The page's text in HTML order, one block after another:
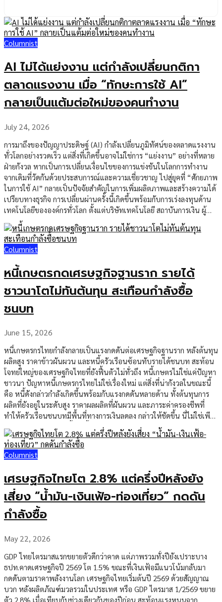
Columnist
AI ไม่ได้แย่งงาน แต่กำลังเปลี่ยนกติกา
ตลาดแรงงาน เมื่อ “ทักษะการใช้ AI”
กลายเป็นแต้มต่อใหม่ของคนทำงาน
July 24, 2026
การมาถึงของปัญญาประดิษฐ์ (AI) กำลังเปลี่ยนภูมิทัศน์ของตลาดแรงงาน
ทั่วโลกอย่างรวดเร็ว แต่สิ่งที่เกิดขึ้นอาจไม่ใช่การ “แย่งงาน” อย่างที่หลาย
ฝ่ายกังวล หากเป็นการเปลี่ยนเงื่อนไขของการแข่งขันในโลกการทำงาน
จากเดิมที่วัดกันด้วยประสบการณ์และความเชี่ยวชาญ ไปสู่ยุคที่ “ศักยภาพ
ในการใช้ AI” กลายเป็นปัจจัยสำคัญในการเพิ่มผลิตภาพและสร้างความได้
เปรียบทางธุรกิจ การเปลี่ยนผ่านครั้งนี้เกิดขึ้นพร้อมกับการเร่งลงทุนด้าน
เทคโนโลยีขององค์กรทั่วโลก ตั้งแต่บริษัทเทคโนโลยี สถาบันการเงิน ผู้
ผลิตอุตสาหกรรม ไปจนถึงธุรกิจค้าปลีกและบริการ ต่างนำ AI เข้ามาเป็น
ส่วนหนึ่งของกระบวนการทำงาน เพื่อยกระดับประสิทธิภาพ ลดต้นทุน
และเพิ่มความสามารถในการแข่งขัน ตลาดแรงงานกำลังเข้าสู่ยุค “AI-
Driven Workforce” ในช่วงหลายปีที่ผ่านมา คำถามที่ถูกพูดถึงอย่างต่อ
เนื่องคือ “AI จะเข้ามาแทนแรงงานมนุษย์หรือไม่” แต่เมื่อการประยุกต์ใช้
AI ขยายตัวอย่างรวดเร็ว คำถามดังกล่าวเริ่มเปลี่ยนเป็น “แรงงานที่
สามารถทำงานร่วมกับ AI จะได้เปรียบเพียงใด” ปัจจุบัน AI ไม่ได้ถูกจำกัด
บทบาทอยู่เพียงการสร้างข้อความหรือวิเคราะห์ข้อมูล แต่เริ่มเข้าไปเป็น
ส่วนหนึ่งของกระบวนการทำงานหลัก ไม่ว่าจะเป็นการจัดทำรายงาน การ
การวางแผนการตลาด ตลอดจนการสนับสนุนการตัดสินใจของผู้บริหาร
เคยใช้แรงงานหลายคน ส่งผลให้ “ผลิตภาพต่อบุคลากร” (Productivity
per Employee) กลายเป็นตัวชี้วัดสำคัญขององค์กรยุคใหม่ […]
Columnist
หนี้เกษตรกดเศรษฐกิจฐานราก รายได้
ชาวนาโตไม่ทันต้นทุน สะเทือนกำลังซื้อ
ชนบท
June 15, 2026
หนี้เกษตรกรไทยกำลังกลายเป็นแรงกดดันต่อเศรษฐกิจฐานราก หลังต้นทุน
ผลิตสูง ราคาข้าวผันผวน และหนี้ครัวเรือนซ้อนทับรายได้ชนบท สะท้อน
โจทย์ใหญ่ของเศรษฐกิจไทยที่ยังฟื้นตัวไม่ทั่วถึง หนี้เกษตรไม่ใช่แค่ปัญหา
ชาวนา ปัญหาหนี้เกษตรกรไทยไม่ใช่เรื่องใหม่ แต่สิ่งที่น่ากังวลในขณะนี้
คือ หนี้ดังกล่าวกำลังเกิดขึ้นพร้อมกับแรงกดดันหลายด้าน ทั้งต้นทุนการ
ผลิตที่ยังอยู่ในระดับสูง ราคาผลผลิตที่ผันผวน และภาระค่าครองชีพที่
ทำให้ครัวเรือนชนบทมีพื้นที่ทางการเงินลดลง กล่าวให้ชัดขึ้น นี่ไม่ใช่เพียง
ปัญหาว่าเกษตรกรมีหนี้มากขึ้น แต่เป็นปัญหาว่า “รายได้ในอนาคต” ของ
เกษตรกรอาจไม่เพียงพอที่จะรองรับหนี้เดิมและต้นทุนรอบใหม่ได้อีกต่อ
ไป ภาคเกษตร โดยเฉพาะกลุ่มชาวนา ต้องเผชิญต้นทุนหลักหลายรายการ
พร้อมกัน ตั้งแต่น้ำมัน ปุ๋ย ค่าแรง ค่าเช่าที่ดิน ไปจนถึงค่าเครื่องจักร เมื่อ
ราคาต้นทุนขยับขึ้น แต่ราคาข้าวและสินค้าเกษตรยังไม่แน่นอน รายได้
สุทธิของเกษตรกรจึงถูกบีบลงอย่างต่อเนื่อง จุดนี้ทำให้ปัญหาหนี้เกษตรมี
ความซับซ้อนมากขึ้น เพราะหนี้จำนวนหนึ่งไม่ได้เกิดจากการบริโภค
ฟุ่มเฟือย แต่เกิดจากการกู้เพื่อให้สามารถผลิตต่อไปได้ เกษตรกรจำนวน
มากจึงอยู่ในสถานะที่ต้องกู้เงินเพื่อเริ่มฤดูกาลผลิตใหม่ ทั้งที่ยังไม่มั่นใจว่า
ฐานรากอ่อนแรง กระทบมากกว่าภาคเกษตร ปัญหานี้มีความสำคัญต่อ
แต่ยังเป็นฐานกำลังซื้อหลักของเศรษฐกิจต่างจังหวัด เมื่อรายได้เกษตรกร
ลดลง เงินหมุนเวียนในชุมชนก็ลดลงตาม ร้านค้าท้องถิ่น ตลาดสด ธุรกิจ
บริการขนาดเล็ก และผู้ประกอบการรายย่อยย่อมได้รับผลกระทบเป็นลูกโซ่
นี่คือเหตุผลที่ปัญหาหนี้เกษตรไม่ควรถูกมองเป็นเพียงปัญหารายอาชีพ
Columnist
เศรษฐกิจไทยโต 2.8% แต่ครึ่งปีหลังยัง
เสี่ยง “น้ำมัน-เงินเฟ้อ-ท่องเที่ยว” กดดัน
กำลังซื้อ
May 22, 2026
GDP ไทยไตรมาสแรกขยายตัวดีกว่าคาด แต่ภาพรวมทั้งปียังเปราะบาง
ธปท.คาดเศรษฐกิจปี 2569 โต 1.5% ขณะที่เงินเฟ้อมีแนวโน้มกลับมา
กดดันตามราคาพลังงานโลก เศรษฐกิจไทยเริ่มต้นปี 2569 ด้วยสัญญาณ
บวก หลังผลิตภัณฑ์มวลรวมในประเทศ หรือ GDP ไตรมาส 1/2569 ขยาย
ตัว 2.8% เมื่อเทียบกับช่วงเดียวกันของปีก่อน สะท้อนแรงหนุนจาก